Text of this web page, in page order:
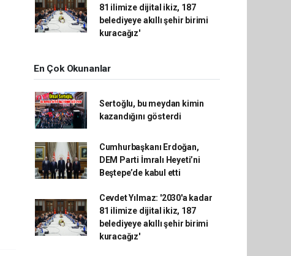
81 ilimize dijital ikiz, 187
belediyeye akıllı şehir birimi
kuracağız'
En Çok Okunanlar
Sertoğlu, bu meydan kimin
kazandığını gösterdi
Cumhurbaşkanı Erdoğan,
DEM Parti İmralı Heyeti’ni
Beştepe’de kabul etti
Cevdet Yılmaz: '2030'a kadar
81 ilimize dijital ikiz, 187
belediyeye akıllı şehir birimi
kuracağız'